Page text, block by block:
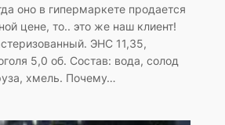
оно в гипермаркете продается
цене, то.. это же наш клиент!
ЭНС 11,35,
5,0 об. Состав: вода, солод
хмель. Почему…